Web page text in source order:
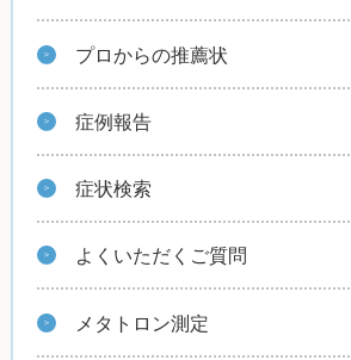
プロからの推薦状
症例報告
症状検索
よくいただくご質問
メタトロン測定